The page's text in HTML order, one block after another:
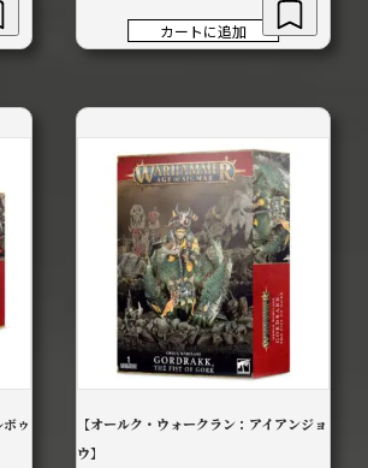
カートに追加
ゥ
【オールク・ウォークラン：アイアンジョ
ウ】